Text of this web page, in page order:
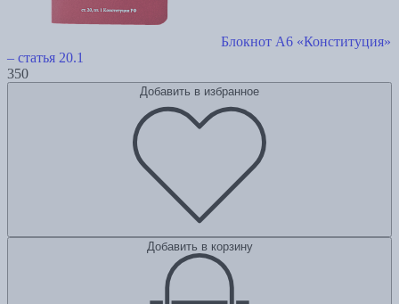
Блокнот А6 «Конституция»
– статья 20.1
350
Добавить в избранное
Добавить в корзину